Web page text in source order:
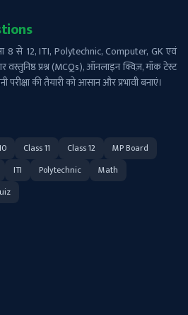
8 से 12, ITI, Polytechnic, Computer, GK एवं
वस्तुनिष्ठ प्रश्न (MCQs), ऑनलाइन क्विज़, मॉक टेस्ट
की तैयारी को आसान और प्रभावी बनाएं।
Class 11 Class 12
MP Board
ITI Polytechnic
Math